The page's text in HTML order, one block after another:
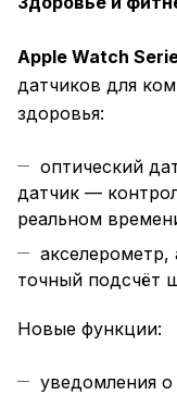
Apple Watch
датчиков для
здоровья:
оптический
датчик —
реальном
точный подсчёт
Новые функции:
уведомления